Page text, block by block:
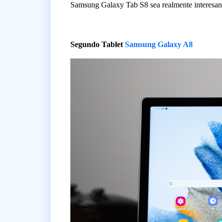
Samsung Galaxy Tab S8 sea realmente
Segundo Tablet Samsung Galaxy A8